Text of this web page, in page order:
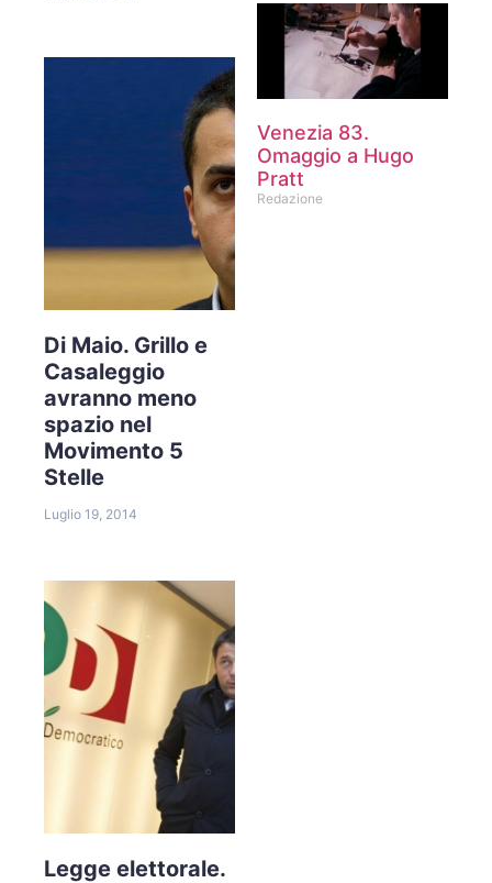
Di Maio. Grillo e
Casaleggio
avranno meno
spazio nel
Movimento 5
Stelle
Luglio 19, 2014
Legge elettorale.
Venezia 83.
Omaggio a Hugo
Pratt
Redazione